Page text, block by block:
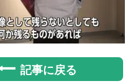
記事に戻る